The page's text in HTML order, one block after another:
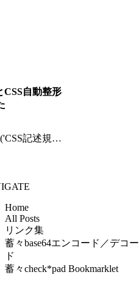
CSS自動整形
記述規則
蓄々CSS自動
提案</a>
整形を行う
動整形</a>
開発している
Home
All Posts
リンク集
蓄々base64エンコード／デコー
ド
蓄々check*pad Bookmarklet